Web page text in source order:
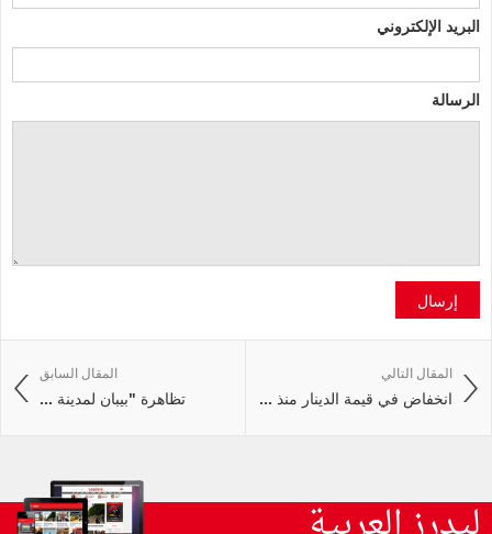
البريد الإلكتروني
الرسالة
إرسال
المقال السابق
تظاهرة "بيبان لمدينة ...
المقال التالي
انخفاض في قيمة الدينار منذ ...